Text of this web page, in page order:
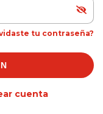
tu contraseña?
cuenta